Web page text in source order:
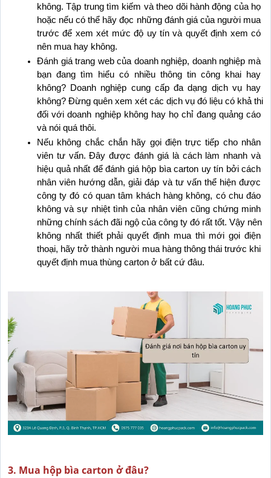
không. Tập trung tìm kiếm và theo dõi hành động của họ
hoặc nếu có thể hãy đọc những đánh giá của người mua
trước để xem xét mức độ uy tín và quyết định xem có
nên mua hay không.
Đánh giá trang web của doanh nghiệp, doanh nghiệp mà
bạn đang tìm hiểu có nhiều thông tin công khai hay
không? Doanh nghiệp cung cấp đa dạng dịch vụ hay
không? Đừng quên xem xét các dịch vụ đó liệu có khả thi
đối với doanh nghiệp không hay họ chỉ đang quảng cáo
và nói quá thôi.
Nếu không chắc chắn hãy gọi điện trực tiếp cho nhân
viên tư vấn. Đây được đánh giá là cách làm nhanh và
hiệu quả nhất để đánh giá hộp bìa carton uy tín bởi cách
nhân viên hướng dẫn, giải đáp và tư vấn thể hiện được
công ty đó có quan tâm khách hàng không, có chu đáo
không và sự nhiệt tình của nhân viên cũng chứng minh
những chính sách đãi ngộ của công ty đó rất tốt. Vậy nên
không nhất thiết phải quyết định mua thì mới gọi điện
thoại, hãy trở thành người mua hàng thông thái trước khi
quyết định mua thùng carton ở bất cứ đâu.
3. Mua hộp bìa carton ở đâu?